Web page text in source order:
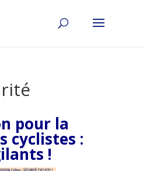
pour la
cyclistes :
!